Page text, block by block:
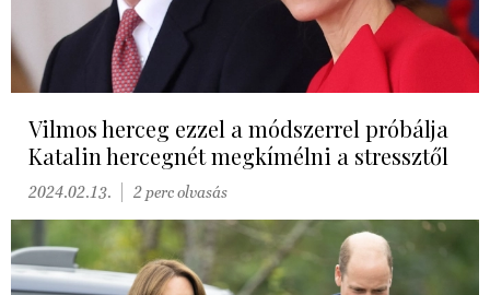
Vilmos herceg ezzel a módszerrel próbálja
Katalin hercegnét megkímélni a stressztől
2024.02.13. 2 perc olvasás